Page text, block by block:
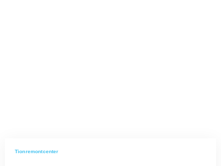
Tionremontcenter